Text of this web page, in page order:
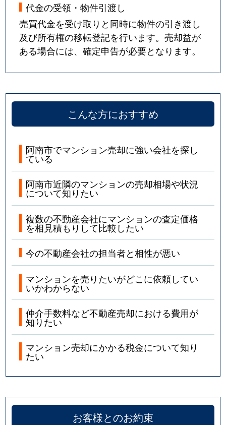
代金の受領・物件引渡し
売買代金を受け取りと同時に物件の引き渡し
及び所有権の移転登記を行います。売却益が
ある場合には、確定申告が必要となります。
こんな方におすすめ
阿南市でマンション売却に強い会社を探し
ている
阿南市近隣のマンションの売却相場や状況
について知りたい
複数の不動産会社にマンションの査定価格
を相見積もりして比較したい
今の不動産会社の担当者と相性が悪い
マンションを売りたいがどこに依頼してい
いかわからない
仲介手数料など不動産売却における費用が
知りたい
マンション売却にかかる税金について知り
たい
お客様とのお約束